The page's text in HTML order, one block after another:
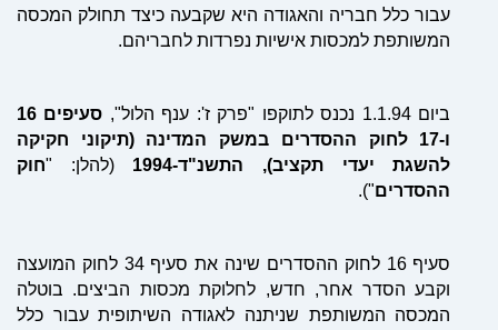
עבור כלל חבריה והאגודה היא שקבעה כיצד תחולק המכסה
המשותפת למכסות אישיות נפרדות לחבריהם.
ביום 1.1.94 נכנס לתוקפו "פרק ז': ענף הלול",
סעיפים 16
ו-17 לחוק ההסדרים במשק המדינה (תיקוני חקיקה
להשגת יעדי תקציב), התשנ"ד-1994
(להלן: "חוק
ההסדרים").
סעיף 16 לחוק ההסדרים שינה את סעיף 34 לחוק המועצה
וקבע הסדר אחר, חדש, לחלוקת מכסות הביצים. בוטלה
המכסה המשותפת שניתנה לאגודה השיתופית עבור כלל